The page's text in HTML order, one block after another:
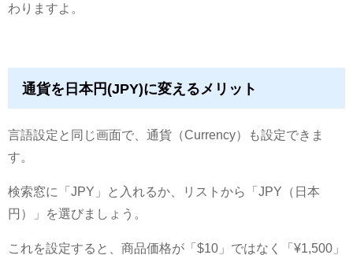
わりますよ。
通貨を日本円(JPY)に変えるメリット
言語設定と同じ画面で、通貨（Currency）も設定できま
す。
検索窓に「JPY」と入れるか、リストから「JPY（日本
円）」を選びましょう。
これを設定すると、商品価格が「$10」ではなく「¥1,500」